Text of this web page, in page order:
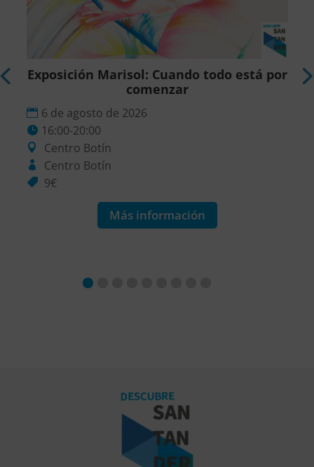
Exposición Marisol: Cuando todo está por
comenzar
6 de agosto de 2026
16:00-20:00
Centro Botín
Centro Botín
9€
Más información